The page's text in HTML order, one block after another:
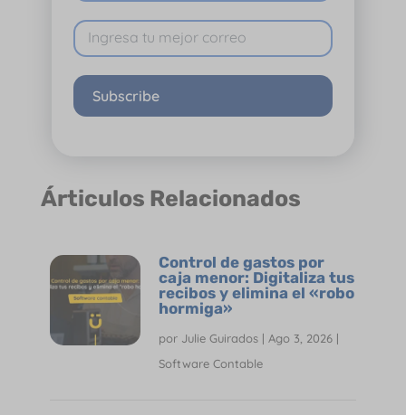
Subscribe
Árticulos Relacionados
Control de gastos por
caja menor: Digitaliza tus
recibos y elimina el «robo
hormiga»
por Julie Guirados| Ago 3, 2026|
Software Contable